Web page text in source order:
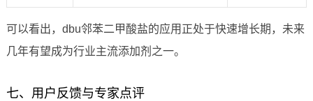
可以看出，dbu邻苯二甲酸盐的应用正处于快速增长期，未来
几年有望成为行业主流添加剂之一。
七、用户反馈与专家点评